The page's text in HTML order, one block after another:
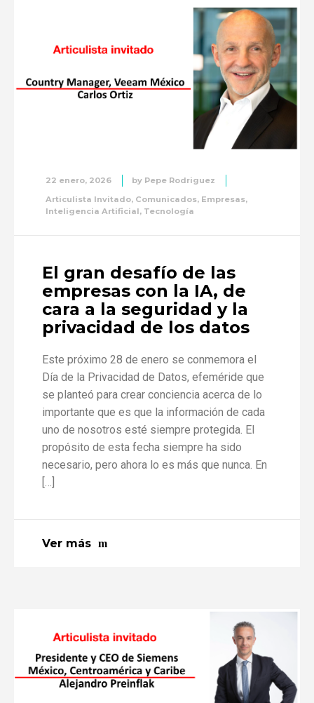
22 enero, 2026 by Pepe Rodriguez
Articulista Invitado, Comunicados, Empresas,
Inteligencia Artificial, Tecnología
El gran desafío de las
empresas con la IA, de
cara a la seguridad y la
privacidad de los datos
Este próximo 28 de enero se conmemora el
Día de la Privacidad de Datos, efeméride que
se planteó para crear conciencia acerca de lo
importante que es que la información de cada
uno de nosotros esté siempre protegida. El
propósito de esta fecha siempre ha sido
necesario, pero ahora lo es más que nunca. En
[…]
Ver más